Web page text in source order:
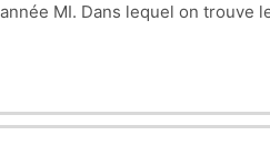
MI. Dans lequel on trouve